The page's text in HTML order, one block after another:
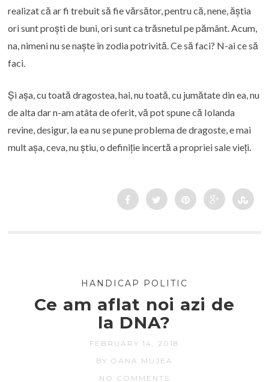
realizat că ar fi trebuit să fie vărsător, pentru că, nene, ăștia
ori sunt proști de buni, ori sunt ca trăsnetul pe pământ. Acum,
na, nimeni nu se naște în zodia potrivită. Ce să faci? N-ai ce să
faci.
Și așa, cu toată dragostea, hai, nu toată, cu jumătate din ea, nu
de alta dar n-am atâta de oferit, vă pot spune că Iolanda
revine, desigur, la ea nu se pune problema de dragoste, e mai
mult așa, ceva, nu știu, o definiție incertă a propriei sale vieți.
HANDICAP POLITIC
Ce am aflat noi azi de
la DNA?
FEBRUARY 14, 2018
BY OANA MUJEA
NO COMMENTS